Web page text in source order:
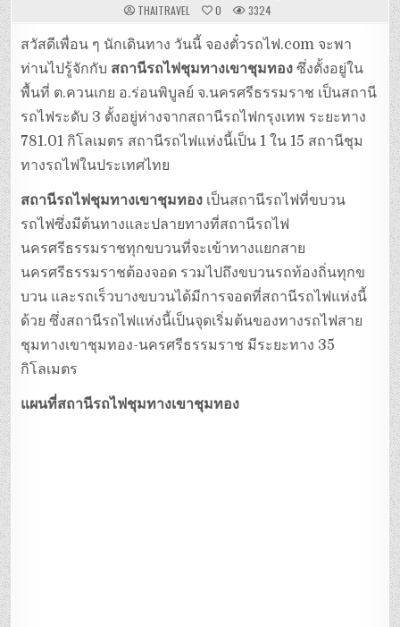
THAITRAVEL 0 3324
สวัสดีเพื่อน ๆ นักเดินทาง วันนี้ จองตั๋วรถไฟ.com จะพา
ท่านไปรู้จักกับ สถานีรถไฟชุมทางเขาชุมทอง ซึ่งตั้งอยู่ใน
พื้นที่ ต.ควนเกย อ.ร่อนพิบูลย์ จ.นครศรีธรรมราช เป็นสถานี
รถไฟระดับ 3 ตั้งอยู่ห่างจากสถานีรถไฟกรุงเทพ ระยะทาง
781.01 กิโลเมตร สถานีรถไฟแห่งนี้เป็น 1 ใน 15 สถานีชุม
ทางรถไฟในประเทศไทย
สถานีรถไฟชุมทางเขาชุมทอง เป็นสถานีรถไฟที่ขบวน
รถไฟซึ่งมีต้นทางและปลายทางที่สถานีรถไฟ
นครศรีธรรมราชทุกขบวนที่จะเข้าทางแยกสาย
นครศรีธรรมราชต้องจอด รวมไปถึงขบวนรถท้องถิ่นทุกข
บวน และรถเร็วบางขบวนได้มีการจอดที่สถานีรถไฟแห่งนี้
ด้วย ซึ่งสถานีรถไฟแห่งนี้เป็นจุดเริ่มต้นของทางรถไฟสาย
ชุมทางเขาชุมทอง-นครศรีธรรมราช มีระยะทาง 35
กิโลเมตร
แผนที่สถานีรถไฟชุมทางเขาชุมทอง